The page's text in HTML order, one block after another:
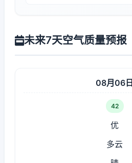
未来7天空气质量预报
08月06日
42
优
多云